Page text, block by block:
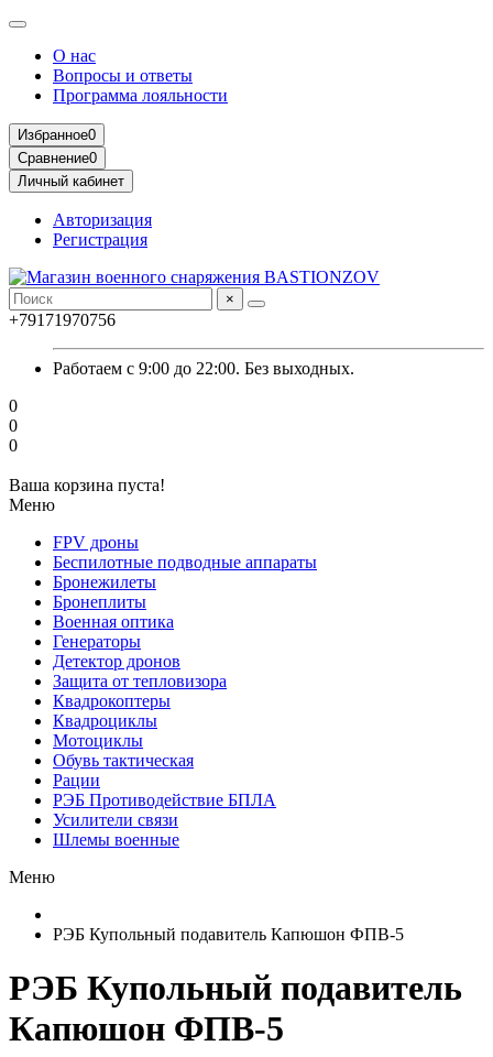
О нас
Вопросы и ответы
Программа лояльности
Избранное0
Сравнение0
Личный кабинет
Авторизация
Регистрация
×
+79171970756
Работаем с 9:00 до 22:00. Без выходных.
0
0
0
Ваша корзина пуста!
Меню
FPV дроны
Беспилотные подводные аппараты
Бронежилеты
Бронеплиты
Военная оптика
Генераторы
Детектор дронов
Защита от тепловизора
Квадрокоптеры
Квадроциклы
Мотоциклы
Обувь тактическая
Рации
РЭБ Противодействие БПЛА
Усилители связи
Шлемы военные
Меню
РЭБ Купольный подавитель Капюшон ФПВ-5
РЭБ Купольный подавитель
Капюшон ФПВ-5